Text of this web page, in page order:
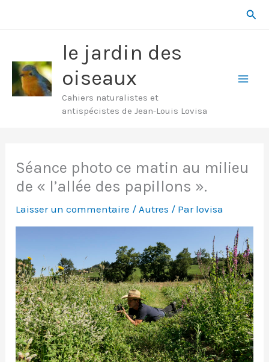
au
le jardin des
oiseaux
Cahiers naturalistes et
antispécistes de Jean-Louis Lovisa
Séance photo ce matin au milieu
de « l’allée des papillons ».
Laisser un commentaire /Autres / Par lovisa